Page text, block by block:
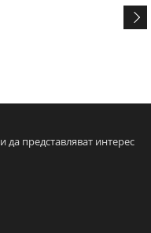
представляват интерес